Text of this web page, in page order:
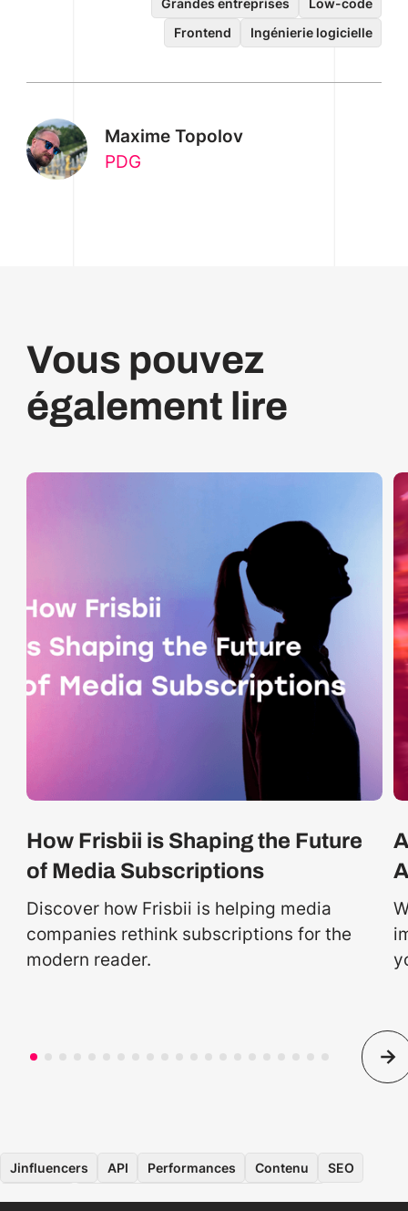
Frontend Ingénierie logicielle
Grandes entreprises Low-code
Maxime Topolov
PDG
Vous pouvez
également lire
How Frisbii is Shaping the Future
of Media Subscriptions
Discover how Frisbii is helping media
companies rethink subscriptions for the
modern reader.
Jinfluencers API Performances Contenu
SEO